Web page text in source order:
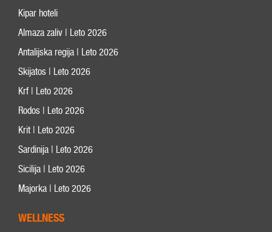
Kipar hoteli
Almaza zaliv | Leto 2026
Antalijska regija | Leto 2026
Skijatos | Leto 2026
Krf | Leto 2026
Rodos | Leto 2026
Krit | Leto 2026
Sardinija | Leto 2026
Sicilija | Leto 2026
Majorka | Leto 2026
WELLNESS